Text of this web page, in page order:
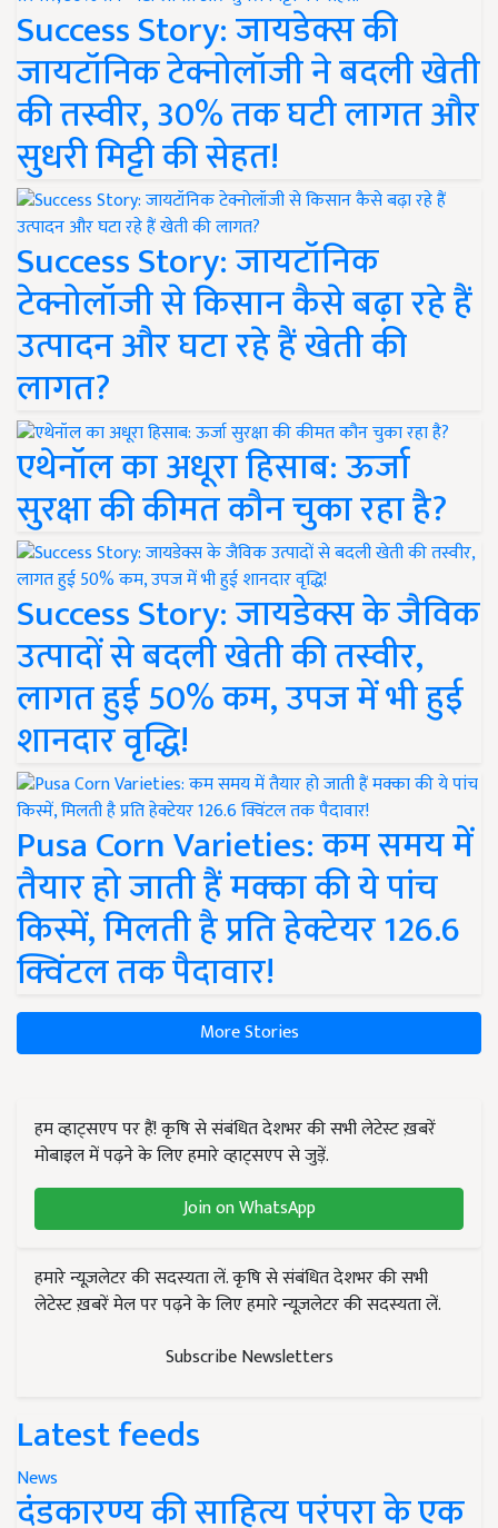
Success Story: जायडेक्स की
जायटॉनिक टेक्नोलॉजी ने बदली खेती
की तस्वीर, 30% तक घटी लागत और
सुधरी मिट्टी की सेहत!
Success Story: जायटॉनिक
टेक्नोलॉजी से किसान कैसे बढ़ा रहे हैं
उत्पादन और घटा रहे हैं खेती की
लागत?
एथेनॉल का अधूरा हिसाब: ऊर्जा
सुरक्षा की कीमत कौन चुका रहा है?
Success Story: जायडेक्स के जैविक
उत्पादों से बदली खेती की तस्वीर,
लागत हुई 50% कम, उपज में भी हुई
शानदार वृद्धि!
Pusa Corn Varieties: कम समय में
तैयार हो जाती हैं मक्का की ये पांच
किस्में, मिलती है प्रति हेक्टेयर 126.6
क्विंटल तक पैदावार!
More Stories
हम व्हाट्सएप पर हैं! कृषि से संबंधित देशभर की सभी लेटेस्ट ख़बरें
मोबाइल में पढ़ने के लिए हमारे व्हाट्सएप से जुड़ें.
Join on WhatsApp
हमारे न्यूज़लेटर की सदस्यता लें. कृषि से संबंधित देशभर की सभी
लेटेस्ट ख़बरें मेल पर पढ़ने के लिए हमारे न्यूज़लेटर की सदस्यता लें.
Subscribe Newsletters
Latest feeds
News
दंडकारण्य की साहित्य परंपरा के एक